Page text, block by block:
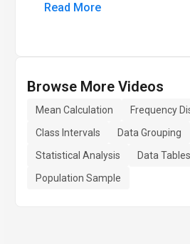
Read More
Browse More Videos
Mean Calculation Frequency
Class Intervals
Data Grouping
Statistical Analysis
Data Tables
Population Sample